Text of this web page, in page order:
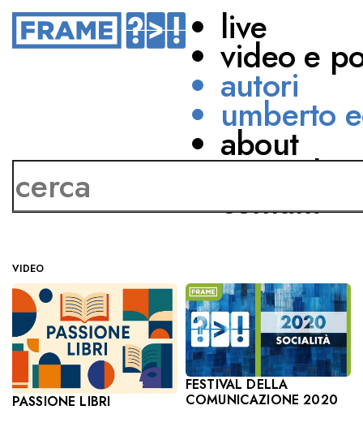
live
video e
autori
umberto
about
network
contatti
Mario Incudine
VIDEO
PASSIONE LIBRI
FESTIVAL DELLA
COMUNICAZIONE 2020